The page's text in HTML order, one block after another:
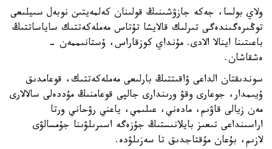
ولاي بولسا، جەكە جازۋشىنىڭ قولىنان كەلمەيتىن نوبەل سىيلىعى
توڭىرەگىندەگى تىرلىك قالايشا تۇتاس مەملەكەتتىك ساياساتتىڭ
باعىتىنا اينالا الادى. مۇنداي كوزقاراس، ۇستانىممەن -
ەشقاشان.
سوندىقتان الداعى ۋاقىتتىڭ بارلىعى مەملەكەتتىك، قوعامدىق
ۇيىمدار، جوعارى وقۋ ورىندارى جالپى قوعامنىڭ مۇددەلى سالالارى
مەن زيالى قاۋىم، مادەني، عىلىمي، ياعني رۋحاني ورتا
اراسىنداعى تىعىز بايلانىستىڭ جۇزەگە اسىرىلۋىنا جۇمسالۋى
لازىم، بۇعان مۇقتاجدىق تا سەزىلۋدە.